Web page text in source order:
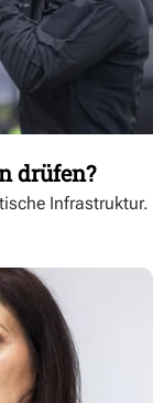
drüfen?
Infrastruktur.